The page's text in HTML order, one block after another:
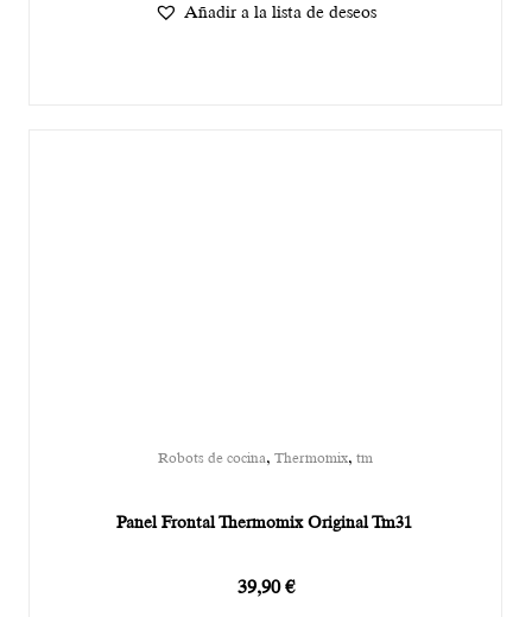
Añadir a la lista de deseos
Robots de cocina, Thermomix, tm
Panel Frontal Thermomix Original Tm31
39,90€